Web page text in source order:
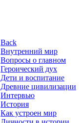
Back
Внутренний мир
Вопросы о главном
Героический дух
Дети и воспитание
Древние цивилизации
Интервью
История
Как устроен мир